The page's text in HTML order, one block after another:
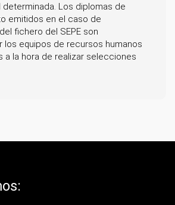
determinada. Los diplomas de
emitidos en el caso de
fichero del SEPE son
los equipos de recursos humanos
a la hora de realizar selecciones